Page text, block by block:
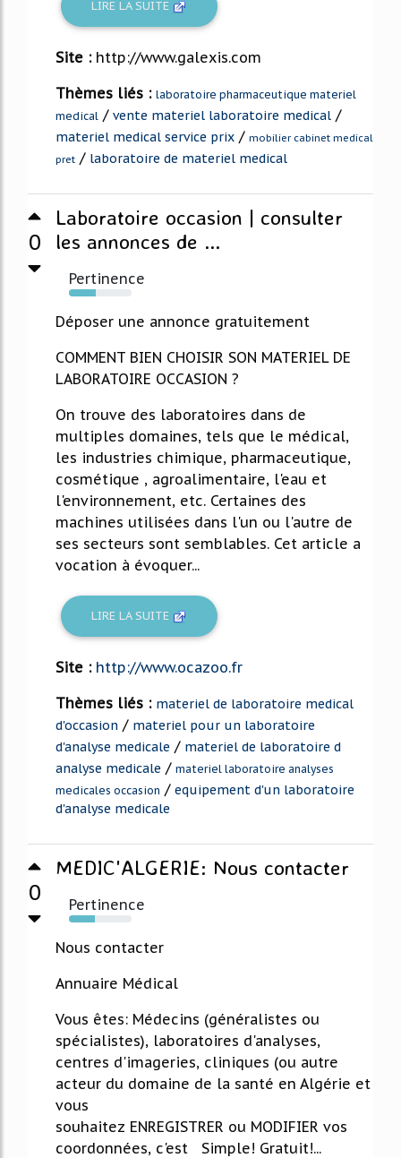
LIRE LA SUITE
Site : http://www.galexis.com
Thèmes liés : laboratoire pharmaceutique materiel
medical / vente materiel laboratoire medical /
materiel medical service prix / mobilier cabinet medical
pret / laboratoire de materiel medical
0
Laboratoire occasion | consulter
les annonces de ...
Pertinence
43%
Déposer une annonce gratuitement
COMMENT BIEN CHOISIR SON MATERIEL DE
LABORATOIRE OCCASION ?
On trouve des laboratoires dans de
multiples domaines, tels que le médical,
les industries chimique, pharmaceutique,
cosmétique , agroalimentaire, l'eau et
l'environnement, etc. Certaines des
machines utilisées dans l'un ou l'autre de
ses secteurs sont semblables. Cet article a
vocation à évoquer...
LIRE LA SUITE
Site : http://www.ocazoo.fr
Thèmes liés : materiel de laboratoire medical
d'occasion / materiel pour un laboratoire
d'analyse medicale / materiel de laboratoire d
analyse medicale / materiel laboratoire analyses
medicales occasion / equipement d'un laboratoire
d'analyse medicale
0
MEDIC'ALGERIE: Nous contacter
Pertinence
42%
Nous contacter
Annuaire Médical
Vous êtes: Médecins (généralistes ou
spécialistes), laboratoires d'analyses,
centres d'imageries, cliniques (ou autre
acteur du domaine de la santé en Algérie et
vous
souhaitez ENREGISTRER ou MODIFIER vos
coordonnées, c'est Simple! Gratuit!...